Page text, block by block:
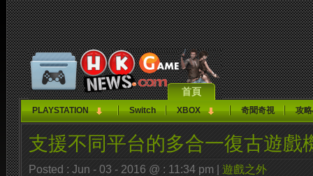
首頁
PLAYSTATION Switch XBOX 奇聞奇視 攻
支援不同平台的多合一復古遊戲
Posted : Jun - 03 - 2016 @ : 11:34 pm | 遊戲之外